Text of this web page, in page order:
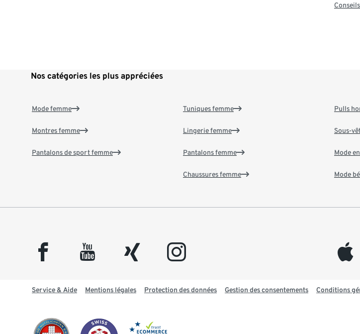
Nos catégories les plus appréciées
Mode femme
Montres femme
Pantalons de sport femme
Tuniques femme
Lingerie femme
Pantalons femme
Chaussures femme
Pulls
Sous-
Mode
Mode
facebook youtube xing instagram appleinc
Service & Aide Mentions légales Protection des données Gestion des consentements Conditions